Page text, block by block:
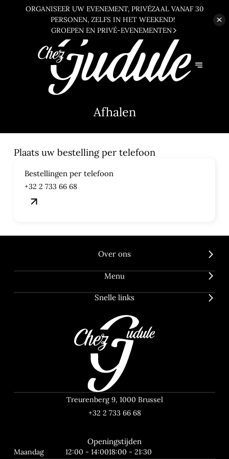
ORGANISEER UW EVENEMENT, PRIVÉZAAL VANAF 30
PERSONEN, ZELFS IN HET WEEKEND!
GROEPEN EN PRIVÉ-EVENEMENTEN
Afhalen
Plaats uw bestelling per telefoon
Bestellingen per telefoon
+32 2 733 66 68
Over ons
Menu
Snelle links
Treurenberg 9, 1000 Brussel
+32 2 733 66 68
Openingstijden
Maandag 12:00 - 14:0018:00 - 21:30